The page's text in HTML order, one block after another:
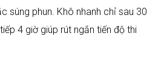
súng phun. Khô nhanh chỉ sau 30
4 giờ giúp rút ngắn tiến độ thi